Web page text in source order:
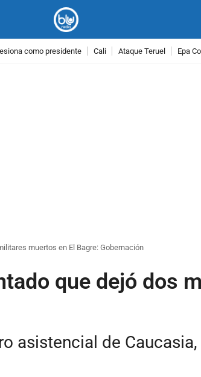
como presidente Cali Ataque Teruel Epa
muertos en El Bagre: Gobernación
que dejó dos
asistencial de